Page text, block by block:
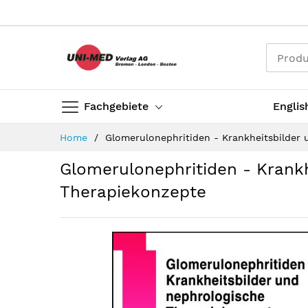
Fachgebiete
Home Glomerulonephritiden - Krankheitsbilder
Glomerulonephritiden -
Therapiekonzepte